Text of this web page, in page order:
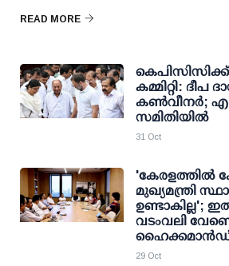
READ MORE
കമ്മിറ്റി: ദീപ
കണ്‍വീനര്‍;
സമിതിയില്‍
31 Oct
'കേരളത്തില്‍
മുഖ്യമന്ത്രി
ഉണ്ടാകില്ല';
വടംവലി
29 Oct